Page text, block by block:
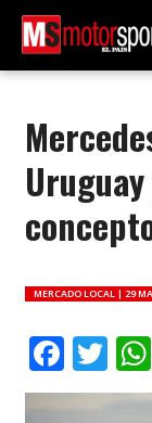
MERCADO LOCAL | 29